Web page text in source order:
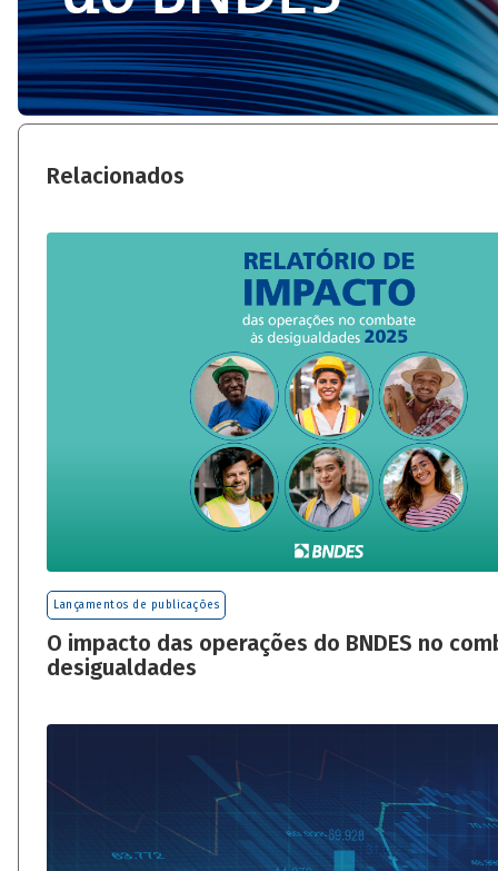
Relacionados
Lançamentos de publicações
O impacto das operações do BNDES no
desigualdades